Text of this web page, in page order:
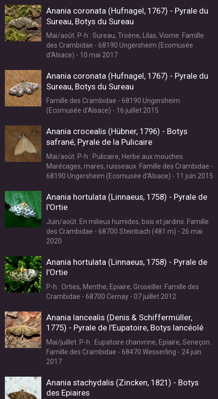
Anania coronata (Hufnagel, 1767) - Pyrale du
Sureau, Botys du Sureau
Mai/août. P-h : Sureau, Troène, Lilas, Viorne. Famille
des Crambidae - 68190 Ungersheim (Ecomusée
d'Alsace) - 10 mai 2017
Anania coronata (Hufnagel, 1767) - Pyrale du
Sureau, Botys du Sureau
Famille des Crambidae - 68190 Ungersheim
(Ecomusée d'Alsace) - 16 juillet 2015
Anania crocealis (Hübner, 1796) - Botys
safrané, Pyrale de la Pulicaire
Mai/août. P-h : Pulicaire, Herbe aux mouches.
Marécages, mares, ruisseaux. Famille des Crambidae -
68190 Ungersheim (Ecomusée d'Alsace) - 11 juin 2015
Anania hortulata (Linnaeus, 1758) - Pyrale de
l'Ortie
Juin/août. En milieux humides, bois et jardins. Famille
des Crambidae - 68700 Steinbach (481 m) - 26 mai
2020
Anania hortulata (Linnaeus, 1758) - Pyrale de
l'Ortie
P-h : Orties, Menthe, Epiaire, Groseiller. Famille des
Crambidae - 68700 Cernay - 07 juillet 2012
Anania lancealis (Denis & Schiffermüller,
1775) - Pyrale de l'Eupatoire, Botys lancéolé
Mai/juillet. P-h : Eupatoire chanvrine, Epiaire, Seneçon.
Famille des Crambidae - 68470 Wesserling - 24 juin
2017
Anania stachydalis (Zincken, 1821) - Botys
des Epiaires